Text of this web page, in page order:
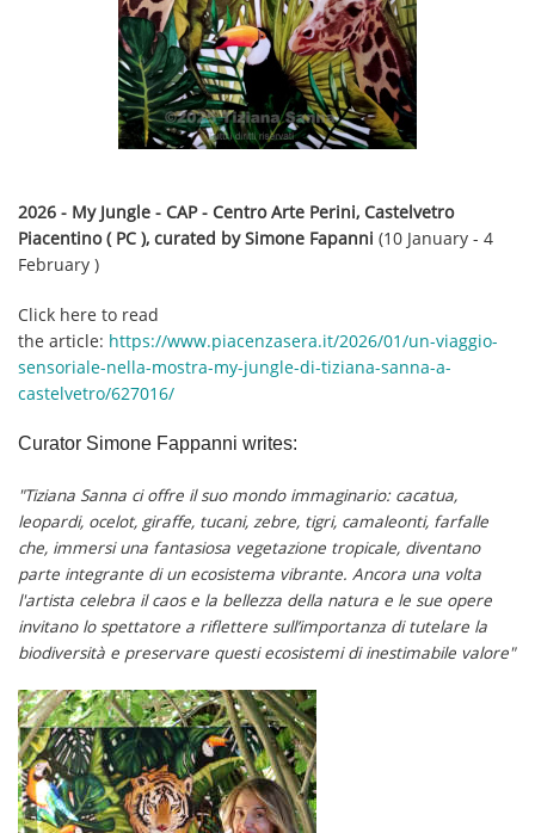
2026 - My Jungle - CAP - Centro Arte Perini, Castelvetro
Piacentino ( PC ), curated by Simone Fapanni (10 January - 4
February )
Click here to read
the article: https://www.piacenzasera.it/2026/01/un-viaggio-
sensoriale-nella-mostra-my-jungle-di-tiziana-sanna-a-
castelvetro/627016/
Curator Simone Fappanni writes:
"Tiziana Sanna ci offre il suo mondo immaginario: cacatua,
leopardi, ocelot, giraffe, tucani, zebre, tigri, camaleonti, farfalle
che, immersi una fantasiosa vegetazione tropicale, diventano
parte integrante di un ecosistema vibrante. Ancora una volta
l'artista celebra il caos e la bellezza della natura e le sue opere
invitano lo spettatore a riflettere sull’importanza di tutelare la
biodiversità e preservare questi ecosistemi di inestimabile valore"